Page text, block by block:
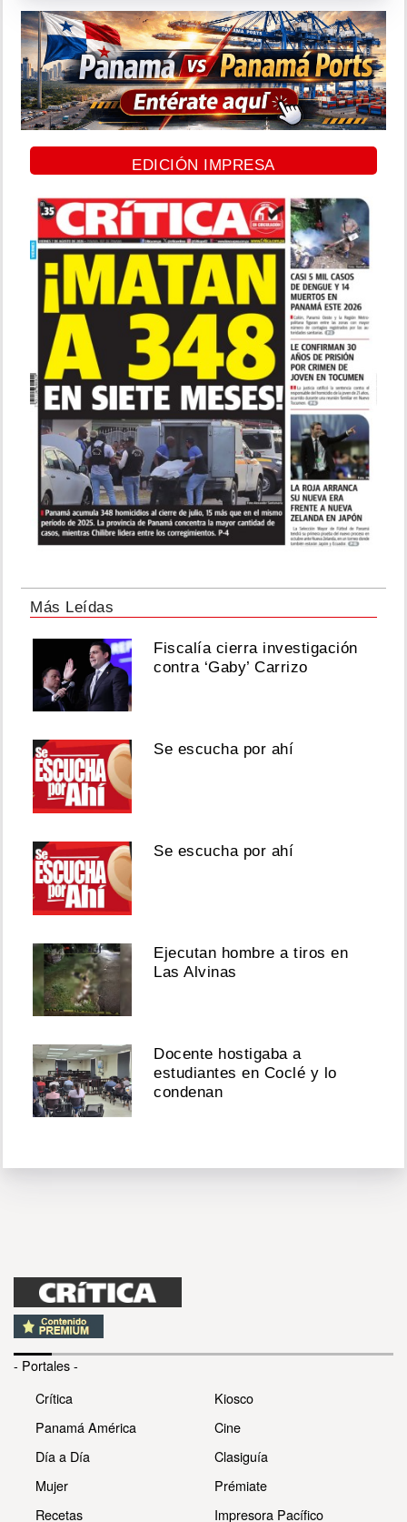
EDICIÓN IMPRESA
Más Leídas
Fiscalía cierra investigación
contra ‘Gaby’ Carrizo
Se escucha por ahí
Se escucha por ahí
Ejecutan hombre a tiros en
Las Alvinas
Docente hostigaba a
estudiantes en Coclé y lo
condenan
- Portales -
Crítica
Panamá América
Día a Día
Mujer
Recetas
Kiosco
Cine
Clasiguía
Prémiate
Impresora Pacífico